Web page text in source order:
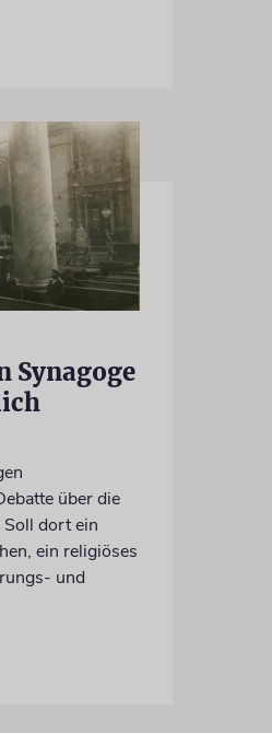
Synagoge
über die
dort ein
ein religiöses
und